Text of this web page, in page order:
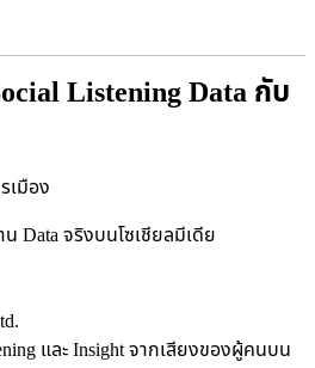
Listening Data กับ
เมือง
Data จริงบนโซเชียลมีเดีย
และ Insight จากเสียงของผู้คนบน